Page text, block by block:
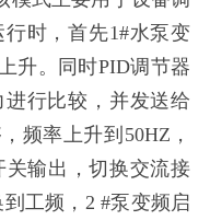
时，首先1#水泵变
升。同时PID调节器
行比较，并发送给
频率上升到50HZ，
关输出，切换交流接
工频，2 #泵变频启